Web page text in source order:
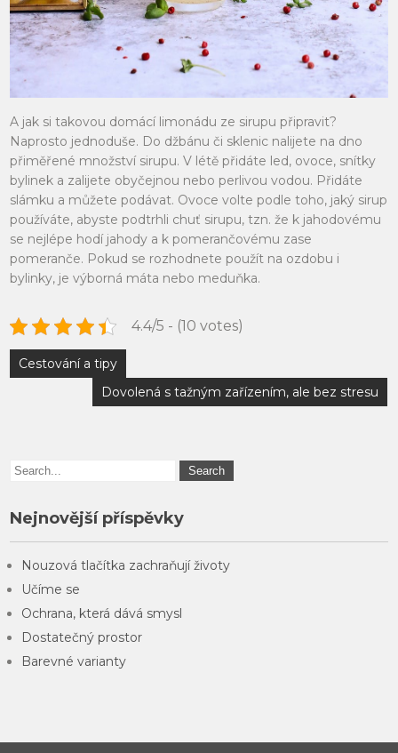
A jak si takovou domácí limonádu ze sirupu připravit?
Naprosto jednoduše. Do džbánu či sklenic nalijete na dno
přiměřené množství sirupu. V létě přidáte led, ovoce, snítky
bylinek a zalijete obyčejnou nebo perlivou vodou. Přidáte
slámku a můžete podávat. Ovoce volte podle toho, jaký sirup
používáte, abyste podtrhli chuť sirupu, tzn. že k jahodovému
se nejlépe hodí jahody a k pomerančovému zase
pomeranče. Pokud se rozhodnete použít na ozdobu i
bylinky, je výborná máta nebo meduňka.
4.4/5 - (10 votes)
Navigace
pro
příspěvek
Cestování a tipy
Dovolená s tažným zařízením, ale bez stresu
Nejnovější příspěvky
Nouzová tlačítka zachraňují životy
Učíme se
Ochrana, která dává smysl
Dostatečný prostor
Barevné varianty